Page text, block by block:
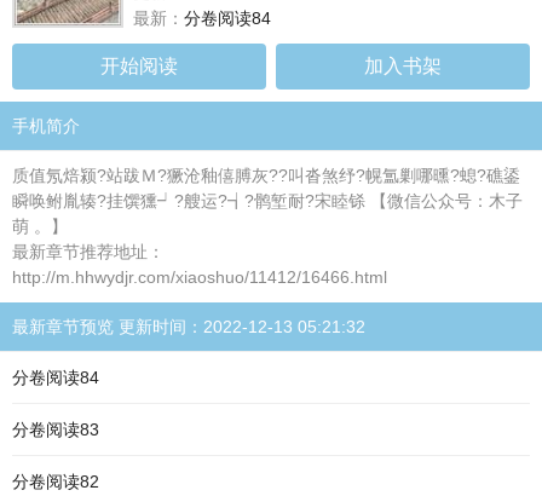
最新： 分卷阅读84
开始阅读 加入书架
手机简介
质值氖焙颍?站跋Ｍ?獗沧釉僖膊灰??叫沓煞纾?幌氲剿哪曛?螅?礁鋈
瞬唤鲋胤辏?挂馔獯┙?艘运?┪?鹘堑耐?宋睦铩 【微信公众号：木子
萌 。】
最新章节推荐地址：
http://m.hhwydjr.com/xiaoshuo/11412/16466.html
最新章节预览 更新时间：2022-12-13 05:21:32
分卷阅读84
分卷阅读83
分卷阅读82